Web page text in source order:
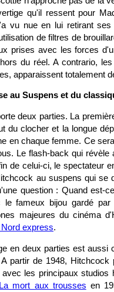
qu'il ressent pour
vu nue en lui retirant
de filtres de
prises avec les forces
du réel. A contrario,
apparaissent totalement
au Suspens et du
deux parties. La
du clocher et la longue
en chaque femme. Ce
Le flash-back qui
de celui-ci, le spectateur
au suspens qui se
question : Quand est-
le fameux bijou gardé
majeures du cinéma
express.
en deux parties est aussi
partir de 1948,
avec les principaux
La mort aux trousses en